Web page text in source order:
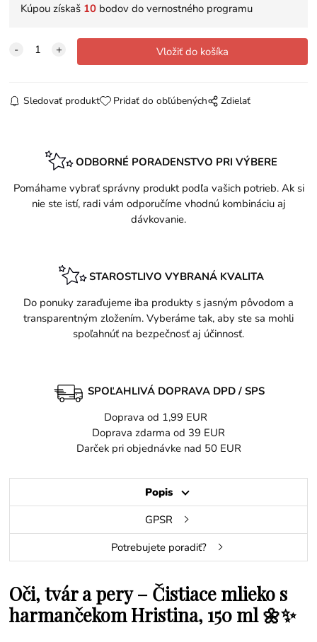
Kúpou získaš 10 bodov do vernostného programu
Sledovať produkt Pridať do obľúbených Zdielať
ODBORNÉ PORADENSTVO PRI VÝBERE
Pomáhame vybrať správny produkt podľa vašich potrieb. Ak si
nie ste istí, radi vám odporučíme vhodnú kombináciu aj
dávkovanie.
STAROSTLIVO VYBRANÁ KVALITA
Do ponuky zaraďujeme iba produkty s jasným pôvodom a
transparentným zložením. Vyberáme tak, aby ste sa mohli
spoľahnúť na bezpečnosť aj účinnosť.
SPOĽAHLIVÁ DOPRAVA DPD / SPS
Doprava od 1,99 EUR
Doprava zdarma od 39 EUR
Darček pri objednávke nad 50 EUR
Popis
GPSR
Potrebujete poradiť?
Oči, tvár a pery – Čistiace mlieko s
harmančekom Hristina, 150 ml 🌼✨